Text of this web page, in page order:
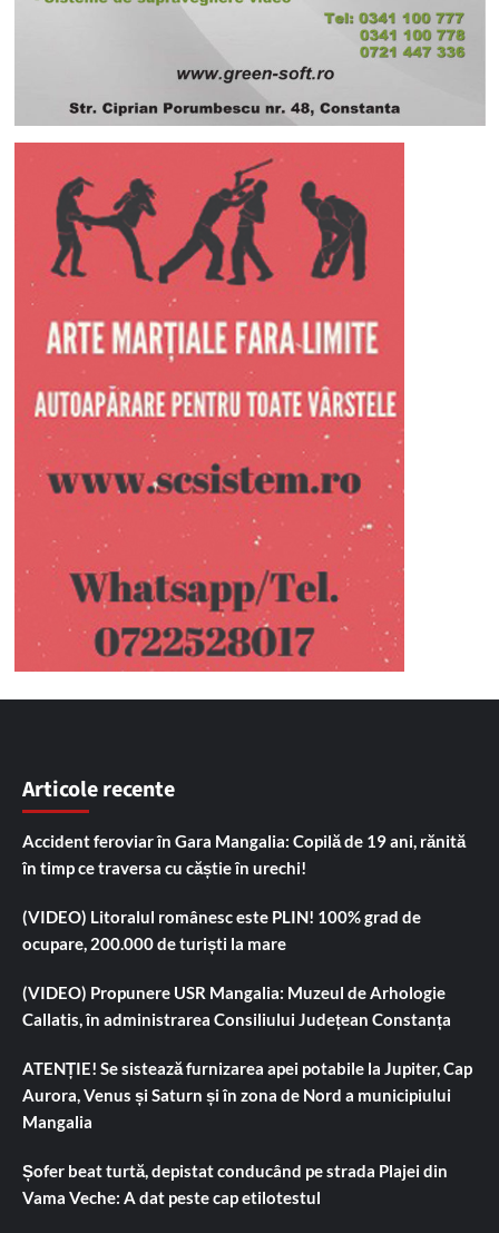
Articole recente
Accident feroviar în Gara Mangalia: Copilă de 19 ani, rănită
în timp ce traversa cu căștie în urechi!
(VIDEO) Litoralul românesc este PLIN! 100% grad de
ocupare, 200.000 de turiști la mare
(VIDEO) Propunere USR Mangalia: Muzeul de Arhologie
Callatis, în administrarea Consiliului Județean Constanța
ATENȚIE! Se sistează furnizarea apei potabile la Jupiter, Cap
Aurora, Venus și Saturn și în zona de Nord a municipiului
Mangalia
Șofer beat turtă, depistat conducând pe strada Plajei din
Vama Veche: A dat peste cap etilotestul